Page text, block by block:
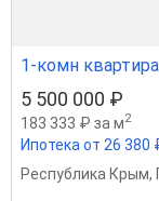
1-комн
5 500 000 ₽
183 333 ₽ за м2
Ипотека от 26 380
Республика Крым,